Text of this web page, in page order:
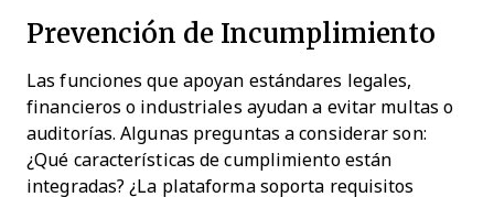
Prevención de Incumplimiento
Las funciones que apoyan estándares legales,
financieros o industriales ayudan a evitar multas o
auditorías. Algunas preguntas a considerar son:
¿Qué características de cumplimiento están
integradas? ¿La plataforma soporta requisitos